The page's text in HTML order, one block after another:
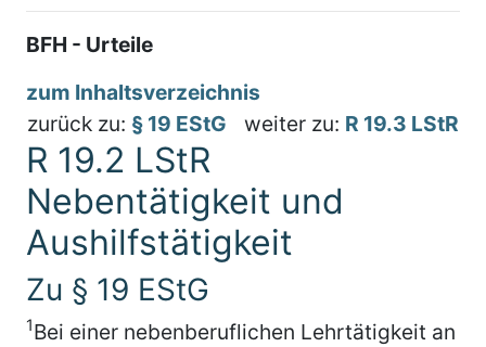
BFH - Urteile
zum Inhaltsverzeichnis
zurück zu: § 19 EStG weiter zu: R 19.3 LStR
R 19.2 LStR
Nebentätigkeit und
Aushilfstätigkeit
Zu § 19 EStG
1Bei einer nebenberuflichen Lehrtätigkeit an